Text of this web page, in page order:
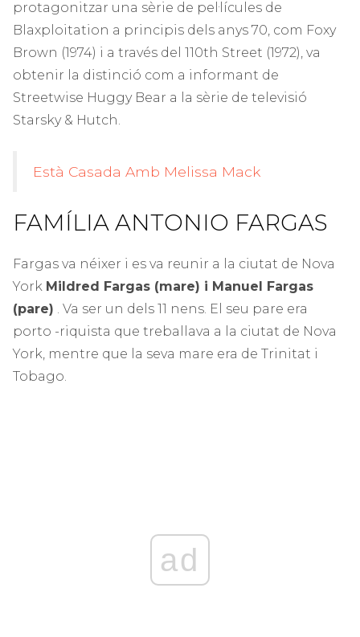
protagonitzar una sèrie de pel·lícules de
Blaxploitation a principis dels anys 70, com Foxy
Brown (1974) i a través del 110th Street (1972), va
obtenir la distinció com a informant de
Streetwise Huggy Bear a la sèrie de televisió
Starsky & Hutch.
Està Casada Amb Melissa Mack
FAMÍLIA ANTONIO FARGAS
Fargas va néixer i es va reunir a la ciutat de Nova
York Mildred Fargas (mare) i Manuel Fargas
(pare) . Va ser un dels 11 nens. El seu pare era
porto -riquista que treballava a la ciutat de Nova
York, mentre que la seva mare era de Trinitat i
Tobago.
ad